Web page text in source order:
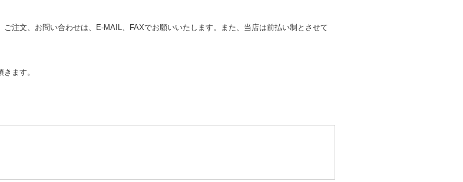
注文、お問い合わせは、E‐MAIL、FAXでお願いいたします。また、当店は前払い制とさせて
ます。